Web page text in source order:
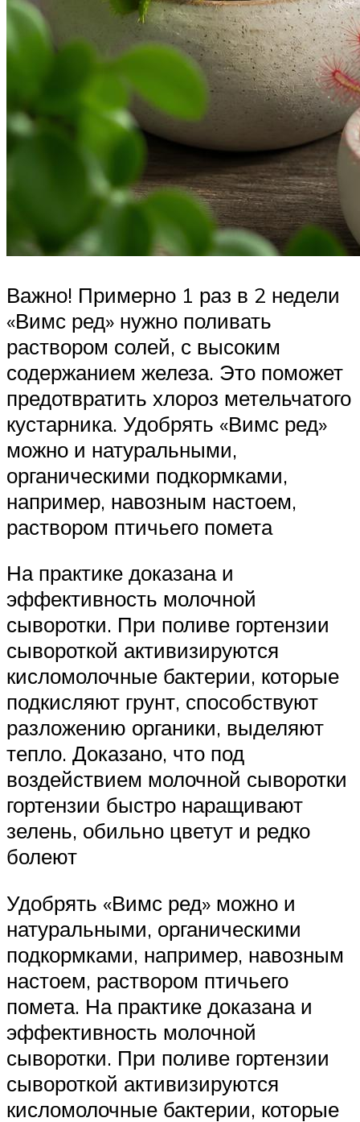
Важно! Примерно 1 раз в 2 недели
«Вимс ред» нужно поливать
раствором солей, с высоким
содержанием железа. Это поможет
предотвратить хлороз метельчатого
кустарника. Удобрять «Вимс ред»
можно и натуральными,
органическими подкормками,
например, навозным настоем,
раствором птичьего помета
На практике доказана и
эффективность молочной
сыворотки. При поливе гортензии
сывороткой активизируются
кисломолочные бактерии, которые
подкисляют грунт, способствуют
разложению органики, выделяют
тепло. Доказано, что под
воздействием молочной сыворотки
гортензии быстро наращивают
зелень, обильно цветут и редко
болеют
Удобрять «Вимс ред» можно и
натуральными, органическими
подкормками, например, навозным
настоем, раствором птичьего
помета. На практике доказана и
эффективность молочной
сыворотки. При поливе гортензии
сывороткой активизируются
кисломолочные бактерии, которые